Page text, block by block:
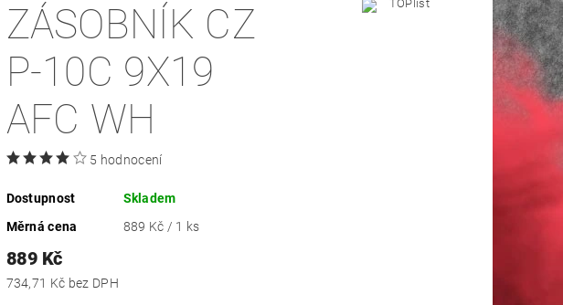
ZÁSOBNÍK CZ
P-10C 9X19
AFC WH
5 hodnocení
Dostupnost
Skladem
Měrná cena
889 Kč / 1 ks
889 Kč
734,71 Kč bez DPH